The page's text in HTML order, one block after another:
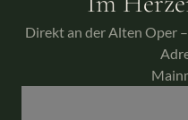
Direkt an der Alten Oper